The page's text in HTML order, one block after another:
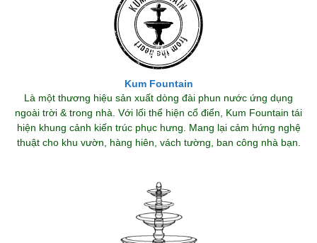
Kum Fountain
Là một thương hiệu sản xuất dòng đài phun nước ứng dụng
ngoài trời & trong nhà. Với lối thể hiện cổ điển, Kum Fountain tái
hiện khung cảnh kiến trúc phục hưng. Mang lại cảm hứng nghệ
thuật cho khu vườn, hàng hiên, vách tường, ban công nhà bạn.